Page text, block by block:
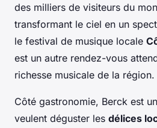
des milliers de visiteurs du
transformant le ciel en un
le festival de musique locale
est un autre rendez-vous
richesse musicale de la région.
Côté gastronomie, Berck est
veulent déguster les délices